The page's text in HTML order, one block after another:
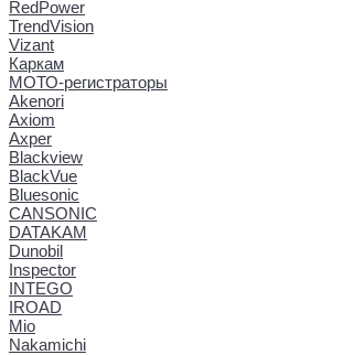
RedPower
TrendVision
Vizant
Каркам
МОТО-регистраторы
Akenori
Axiom
Axper
Blackview
BlackVue
Bluesonic
CANSONIC
DATAKAM
Dunobil
Inspector
INTEGO
IROAD
Mio
Nakamichi